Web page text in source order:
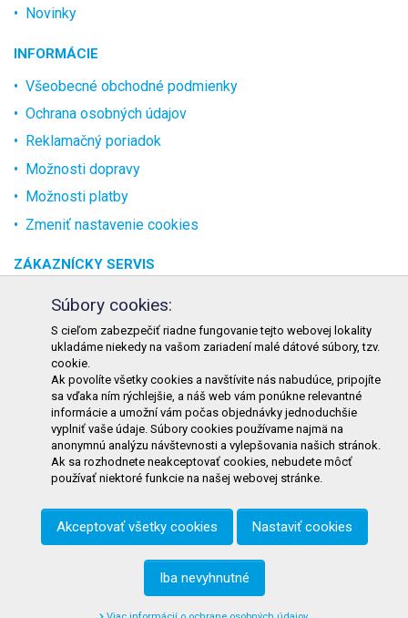
Novinky
INFORMÁCIE
Všeobecné obchodné podmienky
Ochrana osobných údajov
Reklamačný poriadok
Možnosti dopravy
Možnosti platby
Zmeniť nastavenie cookies
ZÁKAZNÍCKY SERVIS
O spoločnosti
Kontakt
Odstúpenie od zmluvy online
KONTAKT
TURON GASTRO s.r.o.
Starohorského 4328/3
031 01 Liptovský Mikuláš
Slovenská republika
Telefón:+421 911 585 730
objednavky@tgastro.sk
Súbory cookies:
S cieľom zabezpečiť riadne fungovanie tejto webovej lokality
ukladáme niekedy na vašom zariadení malé dátové súbory, tzv.
cookie.
Ak povolíte všetky cookies a navštívite nás nabudúce, pripojíte
sa vďaka ním rýchlejšie, a náš web vám ponúkne relevantné
informácie a umožní vám počas objednávky jednoduchšie
vyplniť vaše údaje. Súbory cookies používame najmä na
anonymnú analýzu návštevnosti a vylepšovania našich stránok.
Ak sa rozhodnete neakceptovať cookies, nebudete môcť
používať niektoré funkcie na našej webovej stránke.
Akceptovať všetky cookies Nastaviť cookies
Iba nevyhnutné